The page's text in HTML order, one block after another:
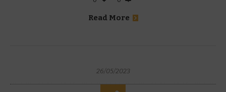
Read More
26/05/2023